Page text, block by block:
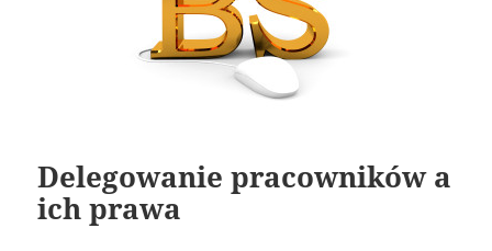
Delegowanie pracowników a
ich prawa